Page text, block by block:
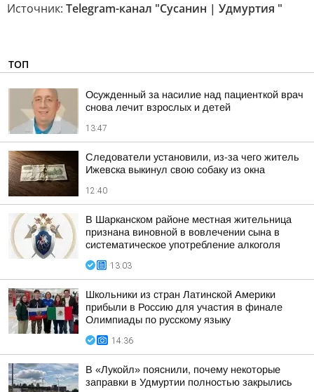
Источник: Telegram-канал "Сусанин | Удмуртия "
ТОП
Осужденный за насилие над пациенткой врач
снова лечит взрослых и детей
13:47
Следователи установили, из-за чего житель
Ижевска выкинул свою собаку из окна
12:40
В Шарканском районе местная жительница
признана виновной в вовлечении сына в
систематическое употребление алкоголя
13:03
Школьники из стран Латинской Америки
прибыли в Россию для участия в финале
Олимпиады по русскому языку
14:36
В «Лукойл» пояснили, почему некоторые
заправки в Удмуртии полностью закрылись